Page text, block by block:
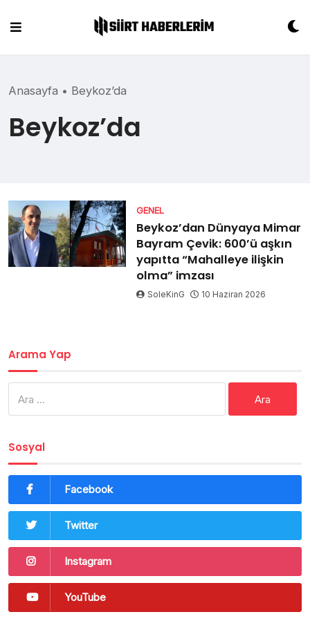
content
Anasayfa • Beykoz’da
Beykoz’da
GENEL
Beykoz’dan Dünyaya Mimar
Bayram Çevik: 600’ü aşkın
yapıtta “Mahalleye ilişkin
olma” imzası
SoleKinG 10 Haziran 2026
Arama Yap
Sosyal
Facebook
Twitter
Instagram
YouTube